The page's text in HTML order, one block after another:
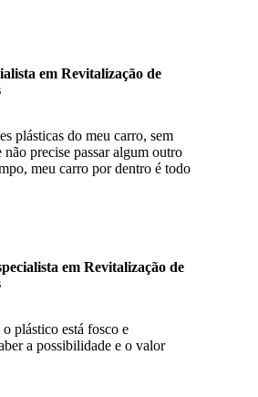
em Revitalização de
plásticas do meu carro, sem
precise passar algum outro
meu carro por dentro é todo
em Revitalização de
plástico está fosco e
a possibilidade e o valor